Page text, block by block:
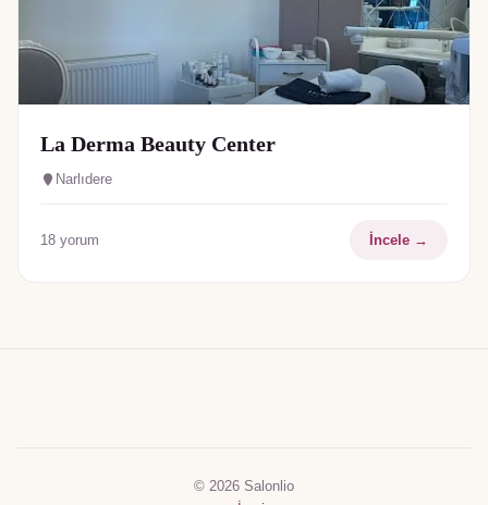
La Derma Beauty Center
Narlıdere
18 yorum İncele →
© 2026 Salonlio